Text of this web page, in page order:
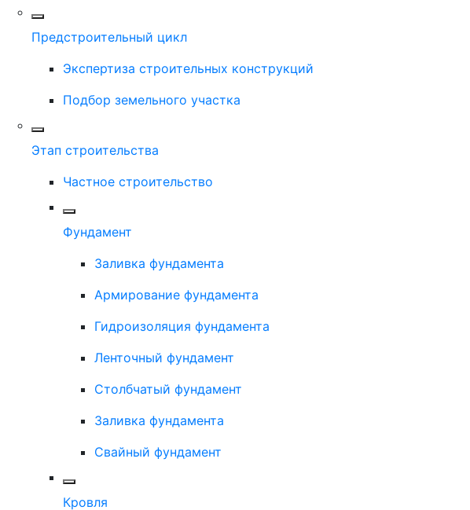
Предстроительный цикл
Экспертиза строительных конструкций
Подбор земельного участка
Этап строительства
Частное строительство
Фундамент
Заливка фундамента
Армирование фундамента
Гидроизоляция фундамента
Ленточный фундамент
Столбчатый фундамент
Заливка фундамента
Свайный фундамент
Кровля